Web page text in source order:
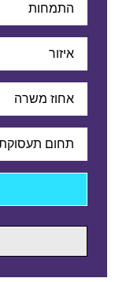
התמחות
איזור
אחוז משרה
תחום